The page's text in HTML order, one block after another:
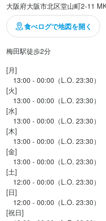
大阪府大阪市北区堂山町2-11
食べログで地図を開く
梅田駅徒歩2分
[月]
13:00 - 00:00（L.O. 23:30）
[火]
13:00 - 00:00（L.O. 23:30）
[水]
13:00 - 00:00（L.O. 23:30）
[木]
13:00 - 00:00（L.O. 23:30）
[金]
13:00 - 00:00（L.O. 23:30）
[土]
12:00 - 00:00（L.O. 23:30）
[日]
12:00 - 00:00（L.O. 23:30）
[祝日]